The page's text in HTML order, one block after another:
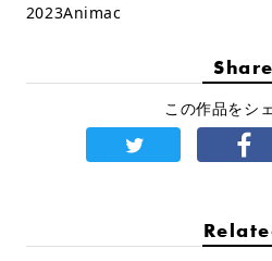
2023Animac
Share
この作品をシ